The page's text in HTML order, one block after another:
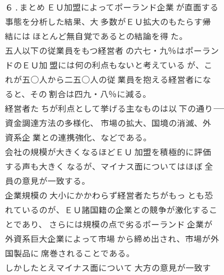
６ . まとめ ＥＵ加盟によってポーランド企業 が直面する
事態を分析した結果、大 多数がＥＵ拡大のもたらす帰
結には ほとんど無自覚であるとの結論を得 た。
五人以下の従業員をもつ経営者 の六七・九％はポーラン
ドのＥＵ加 盟には何の利点もないと考えている が、こ
れが五○人から二五○人の従 業員を抱える経営者にな
ると、その 割合は四九・八％に減る。
経営者た ちが利点として挙げる主なものは以 下の通り――
資金調達方法の多様化、 市場の拡大、国境の消滅、外
資系企 業との連携強化、などである。
会社の規模が大きくなるほどＥＵ 加盟を積極的に評価
する声も大きく なるが、マイナス面についてはほぼ 全
員の意見が一致する。
企業規模の 大小にかかわらず経営者たちがもっ とも恐
れているのが、ＥＵ諸国籍の企業との競争が激化するこ
とであり、 さらには規模の点で劣るポーランド 企業が
外資系巨大企業によって市場 から締め出され、市場が外
国製品に 席巻されることである。
しかしたとえマイナス面について 大方の意見が一致す